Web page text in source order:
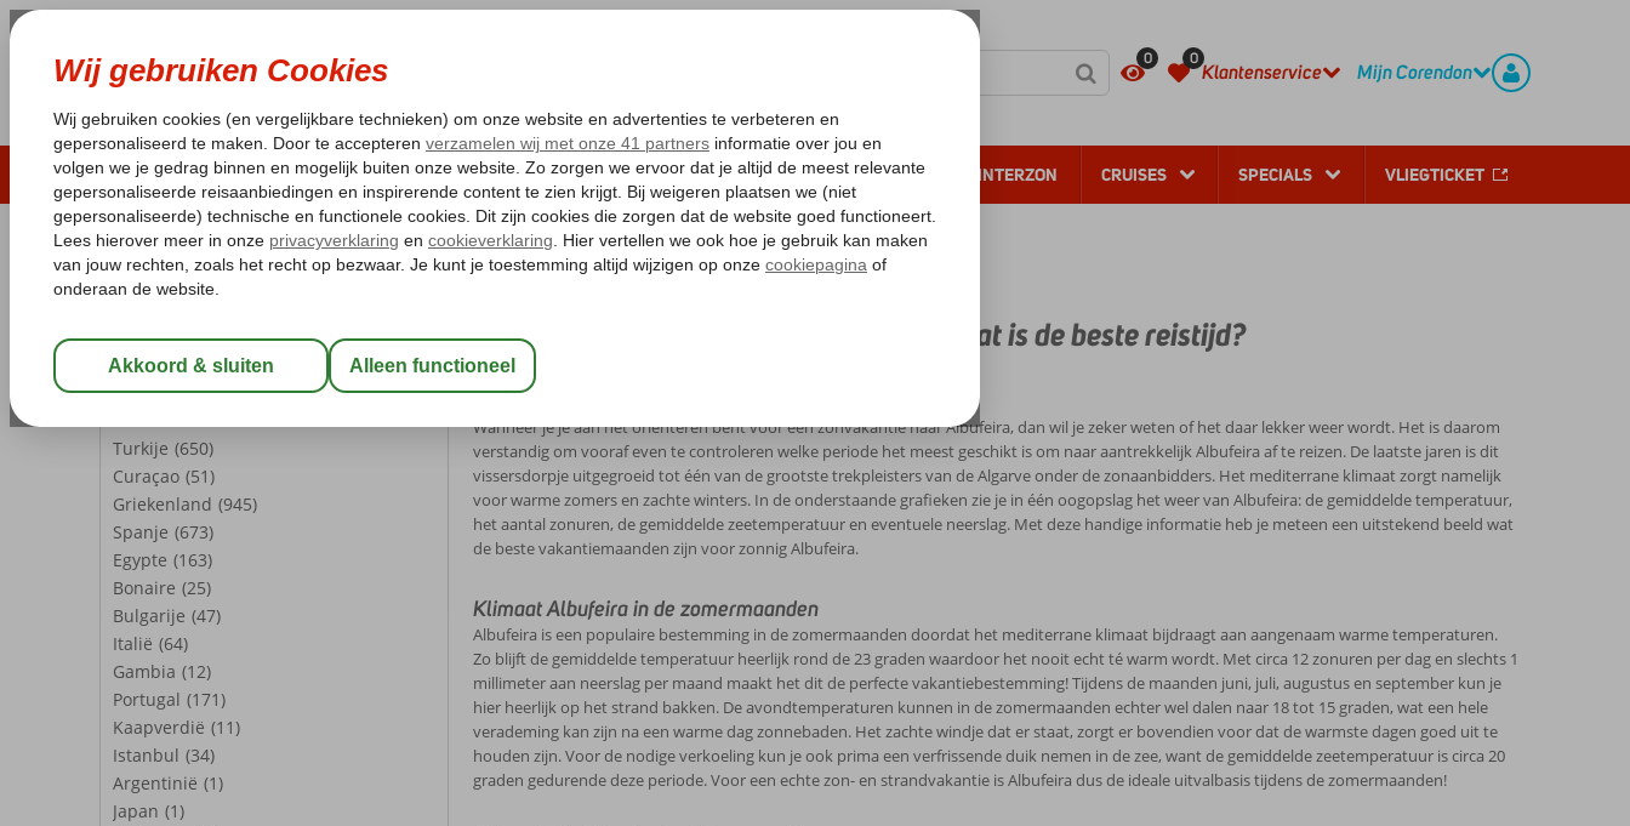
0 0
Klantenservice Mijn Corendon
LAST MINUTE ZOMER 2026 ZONVAKANTIE VERRE REIZEN ALL INCLUSIVE WINTERZON CRUISES SPECIALS VLIEGTICKET
Pakketgarantie Laagsteprijsgarantie* Gratis annuleren*
REISGEZELSCHAP
Wijzig Reisgezelschap
Turkije (650)
Curaçao (51)
Griekenland (945)
Spanje (673)
Egypte (163)
Bonaire (25)
Bulgarije (47)
Italië (64)
Gambia (12)
Portugal (171)
Kaapverdië (11)
Istanbul (34)
Argentinië (1)
Japan (1)
Klimaat en temperatuur in Albufeira - Wat is de beste reistijd?
Klimaat & temperatuur Albufeira
Wanneer je je aan het oriënteren bent voor een zonvakantie naar Albufeira, dan wil je zeker weten of het daar lekker weer wordt. Het is daarom
verstandig om vooraf even te controleren welke periode het meest geschikt is om naar aantrekkelijk Albufeira af te reizen. De laatste jaren is dit
vissersdorpje uitgegroeid tot één van de grootste trekpleisters van de Algarve onder de zonaanbidders. Het mediterrane klimaat zorgt namelijk
voor warme zomers en zachte winters. In de onderstaande grafieken zie je in één oogopslag het weer van Albufeira: de gemiddelde temperatuur,
het aantal zonuren, de gemiddelde zeetemperatuur en eventuele neerslag. Met deze handige informatie heb je meteen een uitstekend beeld wat
de beste vakantiemaanden zijn voor zonnig Albufeira.
Klimaat Albufeira in de zomermaanden
Albufeira is een populaire bestemming in de zomermaanden doordat het mediterrane klimaat bijdraagt aan aangenaam warme temperaturen.
Zo blijft de gemiddelde temperatuur heerlijk rond de 23 graden waardoor het nooit echt té warm wordt. Met circa 12 zonuren per dag en slechts 1
millimeter aan neerslag per maand maakt het dit de perfecte vakantiebestemming! Tijdens de maanden juni, juli, augustus en september kun je
hier heerlijk op het strand bakken. De avondtemperaturen kunnen in de zomermaanden echter wel dalen naar 18 tot 15 graden, wat een hele
verademing kan zijn na een warme dag zonnebaden. Het zachte windje dat er staat, zorgt er bovendien voor dat de warmste dagen goed uit te
houden zijn. Voor de nodige verkoeling kun je ook prima een verfrissende duik nemen in de zee, want de gemiddelde zeetemperatuur is circa 20
graden gedurende deze periode. Voor een echte zon- en strandvakantie is Albufeira dus de ideale uitvalbasis tijdens de zomermaanden!